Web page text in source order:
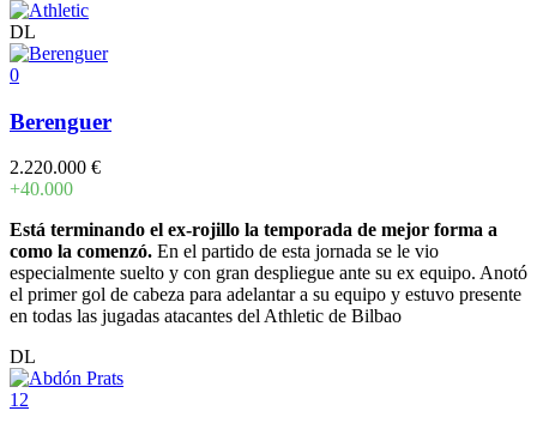
DL
0
Berenguer
2.220.000 €
+40.000
Está terminando el ex-rojillo la temporada de mejor forma a
como la comenzó. En el partido de esta jornada se le vio
especialmente suelto y con gran despliegue ante su ex equipo. Anotó
el primer gol de cabeza para adelantar a su equipo y estuvo presente
en todas las jugadas atacantes del Athletic de Bilbao
DL
12